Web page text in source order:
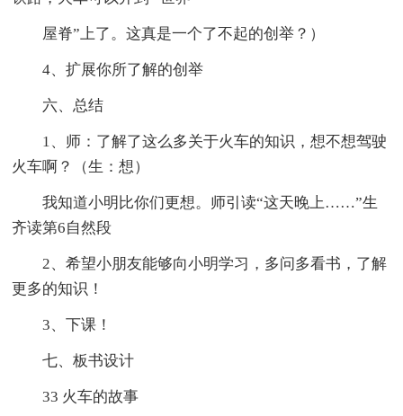
屋脊”上了。这真是一个了不起的创举？）
4、扩展你所了解的创举
六、总结
1、师：了解了这么多关于火车的知识，想不想驾驶
火车啊？（生：想）
我知道小明比你们更想。师引读“这天晚上……”生
齐读第6自然段
2、希望小朋友能够向小明学习，多问多看书，了解
更多的知识！
3、下课！
七、板书设计
33 火车的故事